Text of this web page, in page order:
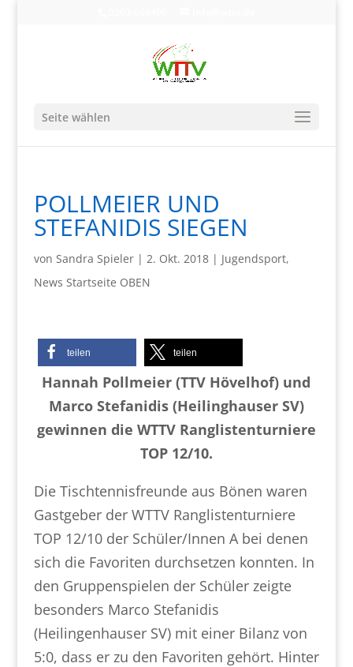
Seite wählen
POLLMEIER UND
STEFANIDIS SIEGEN
von Sandra Spieler| 2. Okt. 2018| Jugendsport,
News Startseite OBEN
teilen teilen
Hannah Pollmeier (TTV Hövelhof) und
Marco Stefanidis (Heilinghauser SV)
gewinnen die WTTV Ranglistenturniere
TOP 12/10.
Die Tischtennisfreunde aus Bönen waren
Gastgeber der WTTV Ranglistenturniere
TOP 12/10 der Schüler/Innen A bei denen
sich die Favoriten durchsetzen konnten. In
den Gruppenspielen der Schüler zeigte
besonders Marco Stefanidis
(Heilingenhauser SV) mit einer Bilanz von
5:0, dass er zu den Favoriten gehört. Hinter